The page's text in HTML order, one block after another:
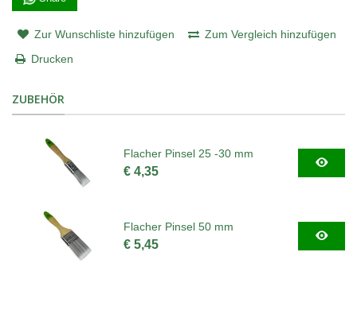
Zur Wunschliste hinzufügen
Zum Vergleich hinzufügen
Drucken
ZUBEHÖR
Flacher Pinsel 25 -30 mm
€ 4,35
Flacher Pinsel 50 mm
€ 5,45